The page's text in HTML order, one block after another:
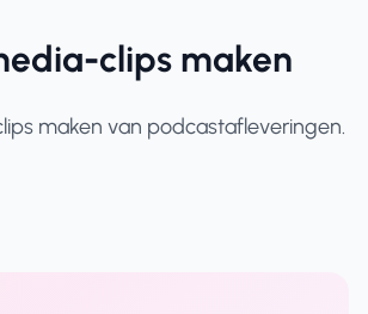
clips maken
maken van podcastafleveringen.